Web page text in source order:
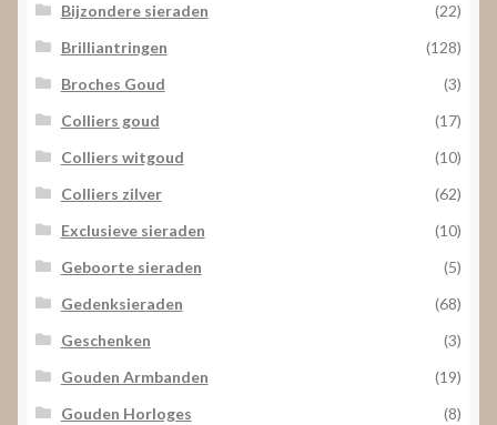
Bijzondere sieraden
(22)
Brilliantringen
(128)
Broches Goud
(3)
Colliers goud
(17)
Colliers witgoud
(10)
Colliers zilver
(62)
Exclusieve sieraden
(10)
Geboorte sieraden
(5)
Gedenksieraden
(68)
Geschenken
(3)
Gouden Armbanden
(19)
Gouden Horloges
(8)